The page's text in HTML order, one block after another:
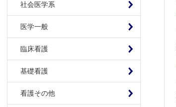
社会医学系
医学一般
臨床看護
基礎看護
看護その他